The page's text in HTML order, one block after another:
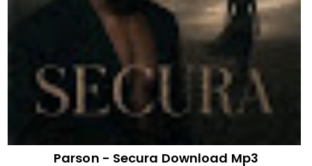
Parson - Secura Download Mp3